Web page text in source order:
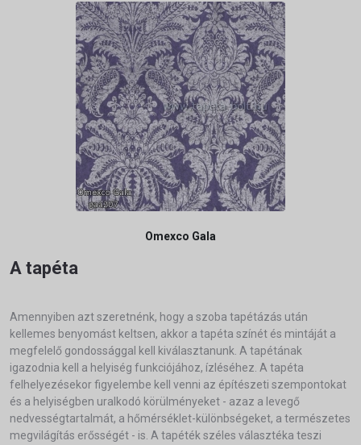
Omexco Gala
A tapéta
Amennyiben azt szeretnénk, hogy a szoba tapétázás után
kellemes benyomást keltsen, akkor a tapéta színét és mintáját a
megfelelő gondossággal kell kiválasztanunk. A tapétának
igazodnia kell a helyiség funkciójához, ízléséhez. A tapéta
felhelyezésekor figyelembe kell venni az építészeti szempontokat
és a helyiségben uralkodó körülményeket - azaz a levegő
nedvességtartalmát, a hőmérséklet-különbségeket, a természetes
megvilágítás erősségét - is. A tapéték széles választéka teszi